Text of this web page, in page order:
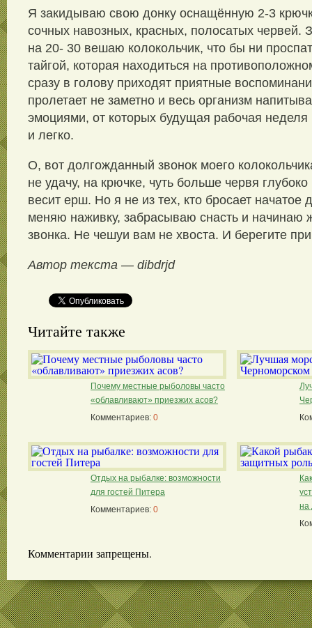
Я закидываю свою донку оснащённую 2-3
сочных навозных, красных, полосатых червей.
на 20- 30 вешаю колокольчик, что бы ни
тайгой, которая находиться на
сразу в голову приходят приятные
пролетает не заметно и весь организм
эмоциями, от которых будущая рабочая неделя
и легко.
О, вот долгожданный звонок моего
не удачу, на крючке, чуть больше червя
весит ерш. Но я не из тех, кто бросает начатое
меняю наживку, забрасываю снасть и начинаю
звонка. Не чешуи вам не хвоста. И берегите
Автор текста — dibdrjd
Читайте также
Почему местные рыболовы часто
«облавливают» приезжих асов?
Комментариев: 0
Отдых на рыбалке: возможности
для гостей Питера
Комментариев: 0
на
Комментарии запрещены.